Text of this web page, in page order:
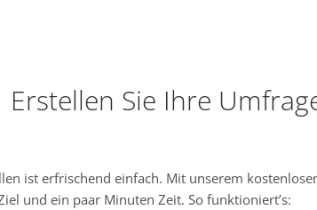
Erstellen Sie Ihre
ist erfrischend einfach. Mit unserem
und ein paar Minuten Zeit. So funktioniert’s: